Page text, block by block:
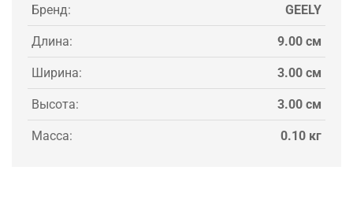
Бренд: GEELY
Длина: 9.00 см
Ширина: 3.00 см
Высота: 3.00 см
Масса: 0.10 кг